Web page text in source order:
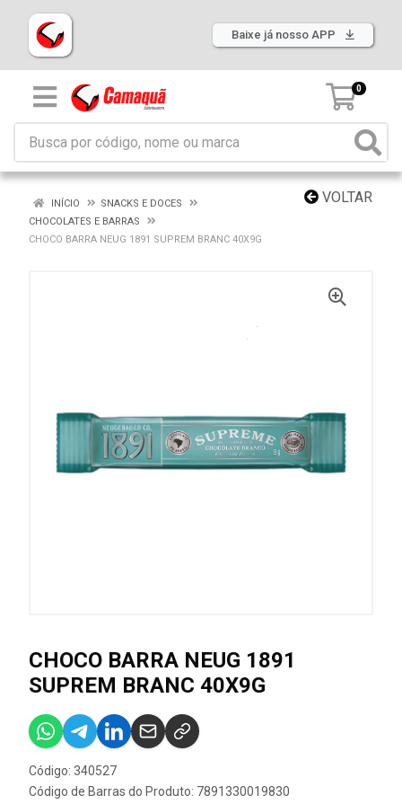
Baixe já nosso APP
0
VOLTAR
INÍCIO
SNACKS E DOCES
CHOCOLATES E BARRAS
CHOCO BARRA NEUG 1891 SUPREM BRANC 40X9G
CHOCO BARRA NEUG 1891
SUPREM BRANC 40X9G
Código: 340527
Código de Barras do Produto: 7891330019830